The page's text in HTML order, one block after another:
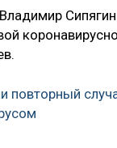
Сипягин
повторный